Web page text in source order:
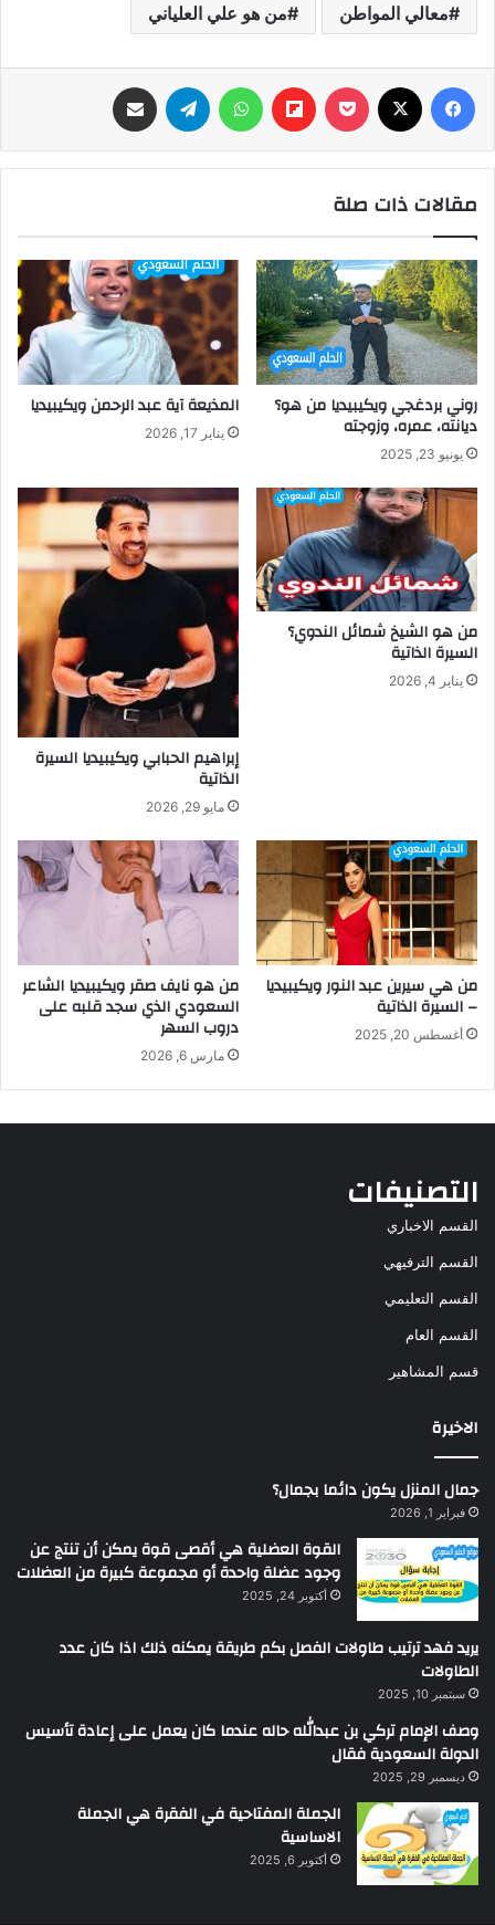
معالي المواطن من هو علي العلياني
فيسبوك ‫Pocket
Flipboard واتساب تيلقرام
مقالات ذات صلة
روني بردغجي ويكيبيديا من هو؟
ديانته، عمره، وزوجته
يونيو 23, 2025
المذيعة آية عبد الرحمن ويكيبيديا
يناير 17, 2026
من هو الشيخ شمائل الندوي؟
السيرة الذاتية
يناير 4, 2026
إبراهيم الحبابي ويكيبيديا السيرة
الذاتية
مايو 29, 2026
من هي سيرين عبد النور ويكيبيديا
– السيرة الذاتية
أغسطس 20, 2025
من هو نايف صقر ويكيبيديا الشاعر
السعودي الذي سجد قلبه على
دروب السهر
مارس 6, 2026
التصنيفات
القسم الاخباري
القسم الترفيهي
القسم التعليمي
القسم العام
قسم المشاهير
الاخيرة
جمال المنزل يكون دائما بجمال؟
فبراير 1, 2026
القوة العضلية هي أقصى قوة يمكن أن تنتج عن
وجود عضلة واحدة أو مجموعة كبيرة من العضلات
أكتوبر 24, 2025
يريد فهد ترتيب طاولات الفصل بكم طريقة يمكنه ذلك اذا كان عدد
الطاولات
سبتمبر 10, 2025
وصف الإمام تركي بن عبدالله حاله عندما كان يعمل على إعادة تأسيس
الدولة السعودية فقال
ديسمبر 29, 2025
الجملة المفتاحية في الفقرة هي الجملة
الاساسية
أكتوبر 6, 2025